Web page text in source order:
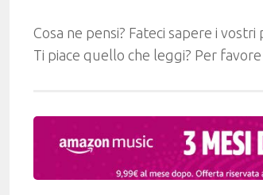
Cosa ne pensi? Fateci sapere i
Ti piace quello che leggi? Per